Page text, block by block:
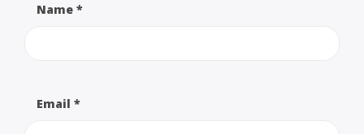
Name *
Email *